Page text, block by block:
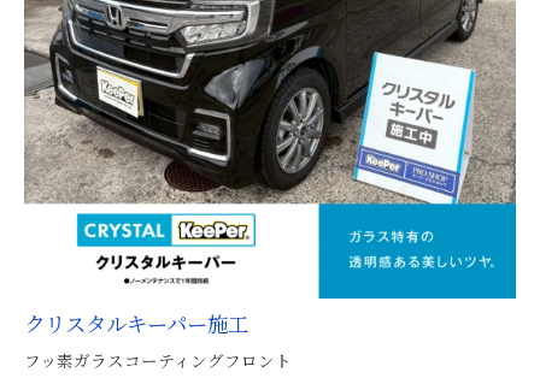
クリスタルキーパー施工
フッ素ガラスコーティングフロント